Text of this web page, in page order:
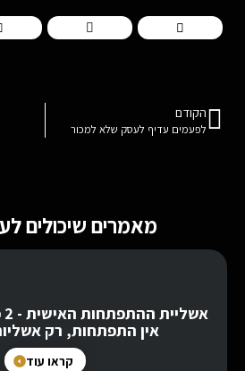
הקודם
לפעמים עדיף לעסק שלא למכור
מאמרים שיכולים
אין התפתחות, רק
קראו עוד